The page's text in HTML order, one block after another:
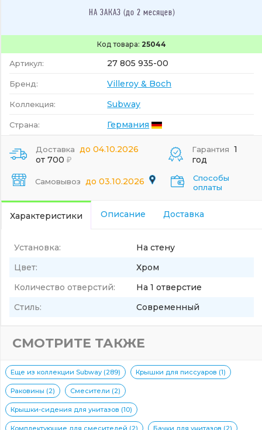
Код товара: 25044
Артикул: 27 805 935-00
Бренд: Villeroy & Boch
Коллекция: Subway
Страна: Германия
НА ЗАКАЗ (до 2 месяцев)
Доставка до 04.10.2026
от 700
Самовывоз до 03.10.2026
Гарантия 1
год
Способы
оплаты
Характеристики Описание Доставка
Установка:
На стену
Цвет:
Хром
Количество отверстий:
На 1 отверстие
Стиль:
Современный
СМОТРИТЕ ТАКЖЕ
Еще из коллекции Subway (289) Крышки для писсуаров (1)
Раковины (2) Смесители (2)
Крышки-сидения для унитазов (10)
Комплектующие для смесителей (2) Бачки для унитазов (2)